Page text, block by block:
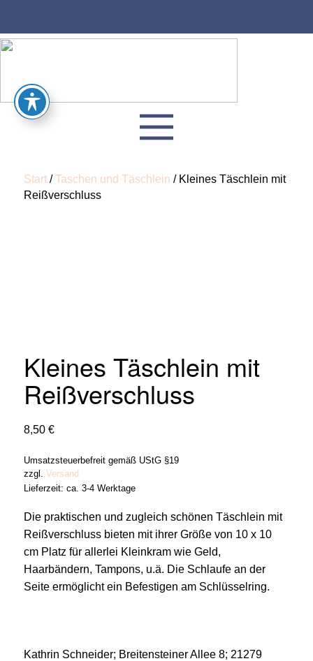
Start /Taschen und Täschlein / Kleines Täschlein mit
Reißverschluss
Kleines Täschlein mit
Reißverschluss
8,50€
Umsatzsteuerbefreit gemäß UStG §19
zzgl.Versand
Lieferzeit: ca. 3-4 Werktage
Die praktischen und zugleich schönen Täschlein mit
Reißverschluss bieten mit ihrer Größe von 10 x 10
cm Platz für allerlei Kleinkram wie Geld,
Haarbändern, Tampons, u.ä. Die Schlaufe an der
Seite ermöglicht ein Befestigen am Schlüsselring.
Kathrin Schneider; Breitensteiner Allee 8; 21279